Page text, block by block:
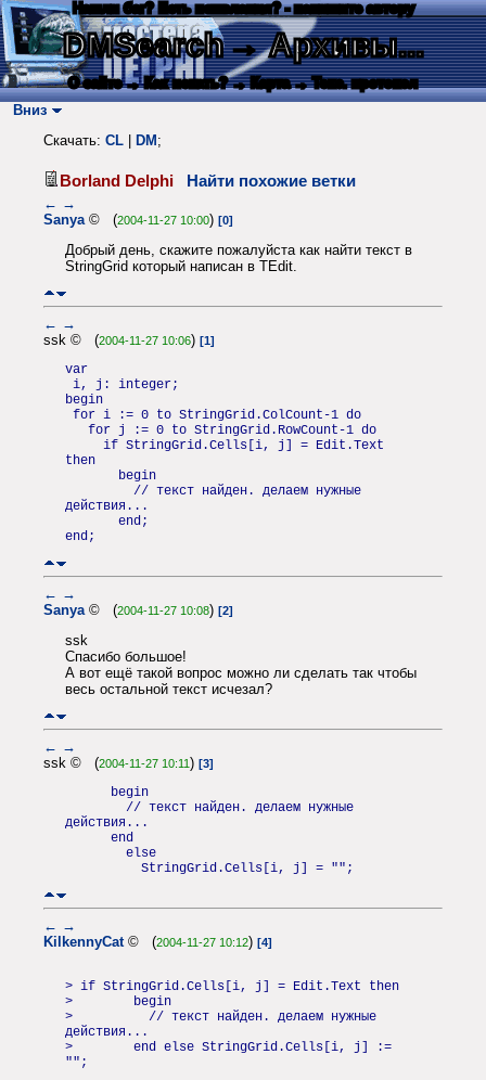
Нашли баг? Есть пожелания? - напишите автору
DMSearch→ Архивы...
О сайте → Как искать? → Карта → Текс. протокол
Вниз
Скачать: CL DM ;
Borland Delphi Найти похожие ветки
← →
Sanya © (2004-11-27 10:00) [0]
Добрый день, скажите пожалуйста как найти текст в
StringGrid который написан в TEdit.
← →
ssk © (2004-11-27 10:06) [1]
var
i, j: integer;
begin
for i := 0 to StringGrid.ColCount-1 do
for j := 0 to StringGrid.RowCount-1 do
if StringGrid.Cells[i, j] = Edit.Text
then
begin
// текст найден. делаем нужные
действия...
end;
end;
← →
Sanya © (2004-11-27 10:08) [2]
ssk
Спасибо большое!
А вот ещё такой вопрос можно ли сделать так чтобы
весь остальной текст исчезал?
← →
ssk © (2004-11-27 10:11) [3]
begin
// текст найден. делаем нужные
действия...
end
else
StringGrid.Cells[i, j] = "";
← →
KilkennyCat © (2004-11-27 10:12) [4]
> if StringGrid.Cells[i, j] = Edit.Text then
> begin
> // текст найден. делаем нужные
действия...
> end else StringGrid.Cells[i, j] :=
"";